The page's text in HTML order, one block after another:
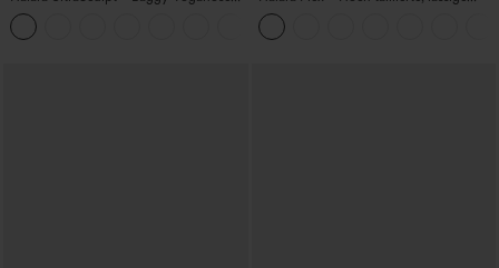
mit hohem Bund, Bauchkontrolle,
Color-Block-Streifen und Taschen
Jeans mit Taschen, umgekrempeltem
Saum, weitem Bein und verwaschenem
Finish